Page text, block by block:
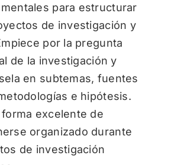
para estructurar
de investigación y
por la pregunta
de la investigación y
en subtemas, fuentes
e hipótesis.
forma excelente de
organizado durante
de investigación